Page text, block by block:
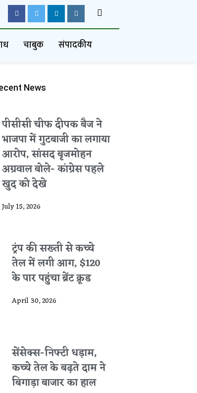
चाबुक संपादकीय
News
पीसीसी चीफ दीपक बैज ने
भाजपा में गुटबाजी का लगाया
आरोप, सांसद बृजमोहन
अग्रवाल बोले- कांग्रेस पहले
खुद को देखे
July 15, 2026
ट्रंप की सख्ती से कच्चे
तेल में लगी आग, $120
के पार पहुंचा ब्रेंट क्रूड
April 30, 2026
सेंसेक्स-निफ्टी धड़ाम,
कच्चे तेल के बढ़ते दाम ने
बिगाड़ा बाजार का हाल